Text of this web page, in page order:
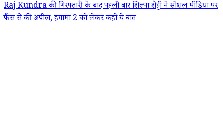
Raj Kundra की गिरफ्तारी के बाद पहली बार शिल्पा शेट्टी ने सोशल मीडिया पर
फैंस से की अपील, हंगामा 2 को लेकर कही ये बात